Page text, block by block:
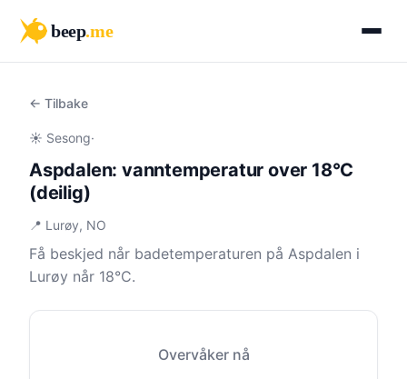
beep.me
← Tilbake
☀️ Sesong·
Aspdalen: vanntemperatur over 18°C
(deilig)
📍 Lurøy, NO
Få beskjed når badetemperaturen på Aspdalen i
Lurøy når 18°C.
Overvåker nå